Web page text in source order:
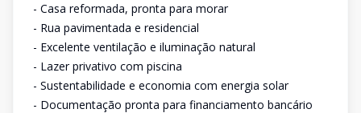
- Casa reformada, pronta para morar
- Rua pavimentada e residencial
- Excelente ventilação e iluminação natural
- Lazer privativo com piscina
- Sustentabilidade e economia com energia solar
- Documentação pronta para financiamento bancário